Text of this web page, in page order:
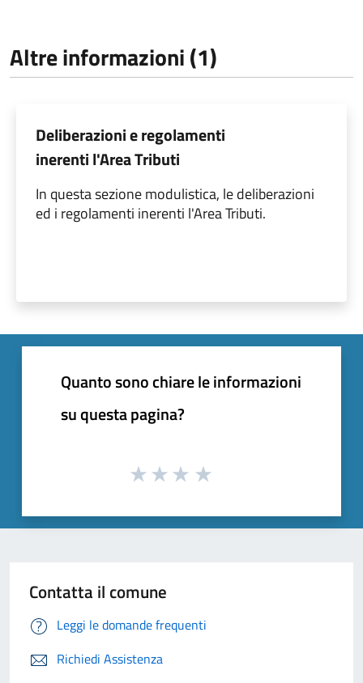
Altre informazioni (1)
Deliberazioni e regolamenti
inerenti l'Area Tributi
In questa sezione modulistica, le deliberazioni
ed i regolamenti inerenti l'Area Tributi.
Quanto sono chiare le informazioni
su questa pagina?
Contatta il comune
Leggi le domande frequenti
Richiedi Assistenza